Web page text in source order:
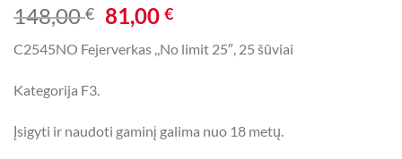
148,00€ Original
price
was:
81,00€Current
is:
C2545NO Fejerverkas ,,No limit 25″, 25 šūviai
Kategorija F3.
Įsigyti ir naudoti gaminį galima nuo 18 metų.